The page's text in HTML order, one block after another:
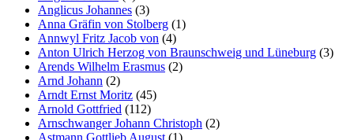
Anglicus Johannes (3)
Anna Gräfin von Stolberg (1)
Annwyl Fritz Jacob von (4)
Anton Ulrich Herzog von Braunschweig und Lüneburg (3)
Arends Wilhelm Erasmus (2)
Arnd Johann (2)
Arndt Ernst Moritz (45)
Arnold Gottfried (112)
Arnschwanger Johann Christoph (2)
Astmann Gottlieb August (1)